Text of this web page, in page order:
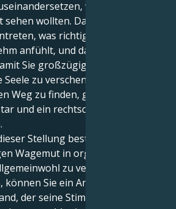
was Sie in Ihren
wollten. Das erfordert,
was richtig ist, auch wenn
anfühlt, und dass Sie feste
Sie großzügig von sich geben
zu verschenken. Der Trick
Weg zu finden, gleichzeitig ein
und ein rechtschaffener
Stellung besteht jedoch
Wagemut in organisiertes
zu verwandeln. Ohne
Sie ein Anführer des
der seine Stimme mit Macht